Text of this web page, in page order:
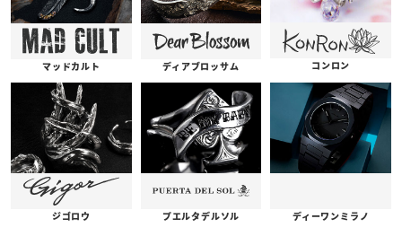
マッドカルト ディアブロッサム コンロン
ジゴロウ プエルタデルソル ディーワンミラノ